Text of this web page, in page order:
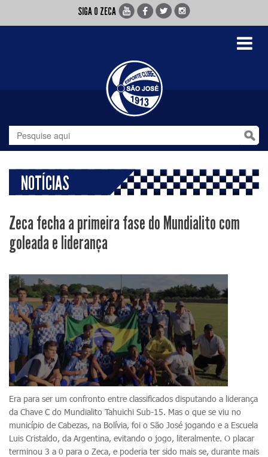
SIGA O ZECA
Toggle
NOTÍCIAS
Zeca fecha a primeira fase do Mundialito com
goleada e liderança
Era para ser um confronto entre classificados disputando a liderança
da Chave C do Mundialito Tahuichi Sub-15. Mas o que se viu no
município de Cabezas, na Bolívia, foi o São José jogando e a Escuela
Luis Cristaldo, da Argentina, evitando o jogo, literalmente. O placar
terminou 3 a 0 para o Zeca, e poderia ter sido mais se, durante mais